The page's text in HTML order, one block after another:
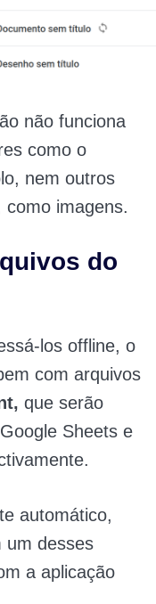
não funciona
como o
nem outros
como imagens.
do
los offline, o
com arquivos
que serão
Sheets e
automático,
um desses
a aplicação